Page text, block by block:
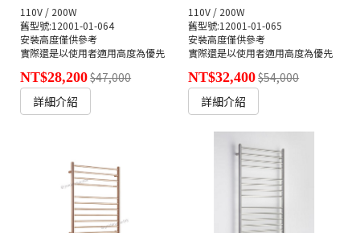
110V / 200W
舊型號:12001-01-064
安裝高度僅供參考
實際還是以使用者適用高度為優先
NT$28,200$47,000
詳細介紹
110V / 200W
舊型號:12001-01-065
安裝高度僅供參考
實際還是以使用者適用高度為優先
NT$32,400$54,000
詳細介紹